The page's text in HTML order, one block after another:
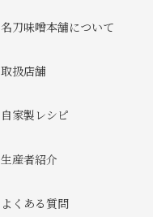
名刀味噌本舗について
取扱店舗
自家製レシピ
生産者紹介
よくある質問